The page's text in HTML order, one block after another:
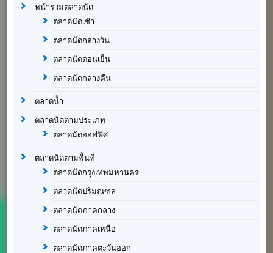
หน้ารวมตลาดนัด
ตลาดนัดเช้า
ตลาดนัดกลางวัน
ตลาดนัดตอนเย็น
ตลาดนัดกลางคืน
ตลาดน้ำ
ตลาดนัดตามประเภท
ตลาดนัดออฟฟิศ
ตลาดนัดตามพื้นที่
ตลาดนัดกรุงเทพมหานคร
ตลาดนัดปริมณฑล
ตลาดนัดภาคกลาง
ตลาดนัดภาคเหนือ
ตลาดนัดภาคตะวันออก